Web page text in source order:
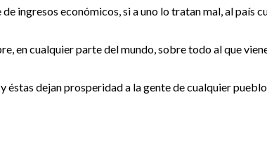
ingresos económicos, si a uno lo tratan mal, al país
en cualquier parte del mundo, sobre todo al que
éstas dejan prosperidad a la gente de cualquier